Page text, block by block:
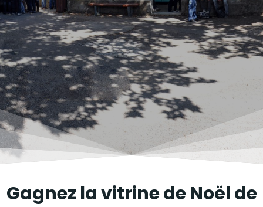
Gagnez la vitrine de Noël de